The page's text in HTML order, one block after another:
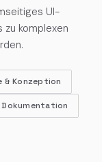
UI-
zu komplexen
& Konzeption
Dokumentation